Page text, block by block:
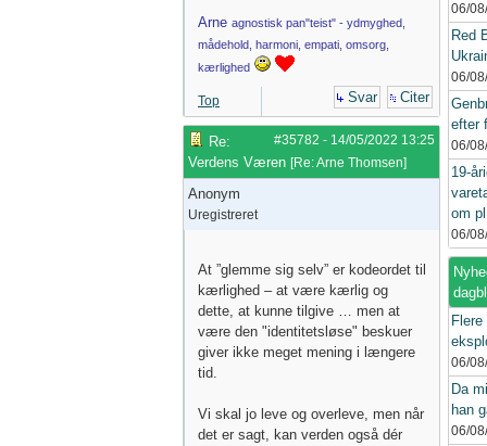
Arne agnostisk pan"teist" - ydmyghed,
mådehold, harmoni, empati, omsorg,
kærlighed
Top Svar Citer
#35782 - 14/05/2022 13:25
Re:
Verdens Væren [Re: Arne Thomsen]
Anonym
Uregistreret
At ”glemme sig selv” er kodeordet til
kærlighed – at være kærlig og
dette, at kunne tilgive … men at
være den "identitetsløse" beskuer
giver ikke meget mening i længere
tid.
Vi skal jo leve og overleve, men når
det er sagt, kan verden også dér
06/
Red
06/
efter
06/
19-
om
06/
06/
Da
han
06/